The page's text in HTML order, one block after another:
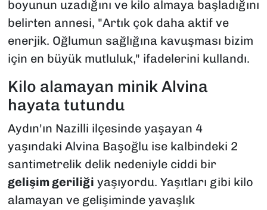
boyunun uzadığını ve kilo almaya başladığını
belirten annesi, "Artık çok daha aktif ve
enerjik. Oğlumun sağlığına kavuşması bizim
için en büyük mutluluk," ifadelerini kullandı.
Kilo alamayan minik Alvina
hayata tutundu
Aydın'ın Nazilli ilçesinde yaşayan 4
yaşındaki Alvina Başoğlu ise kalbindeki 2
santimetrelik delik nedeniyle ciddi bir
gelişim geriliği yaşıyordu. Yaşıtları gibi kilo
alamayan ve gelişiminde yavaşlık